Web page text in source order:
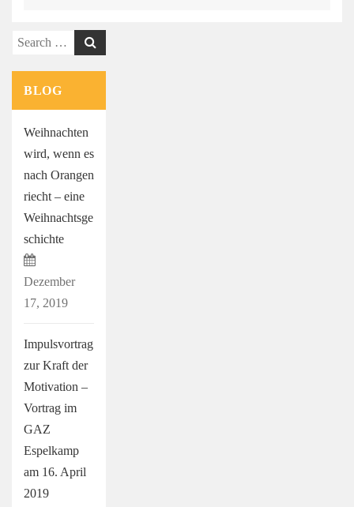
Search
BLOG
Weihnachten
wird, wenn es
nach Orangen
riecht – eine
Weihnachtsge
schichte
Dezember
17, 2019
Impulsvortrag
zur Kraft der
Motivation –
Vortrag im
GAZ
Espelkamp
am 16. April
2019